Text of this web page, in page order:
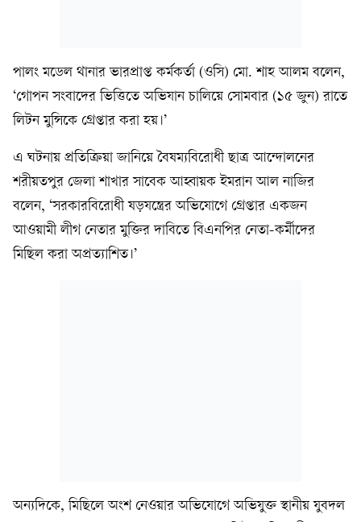
পালং মডেল থানার ভারপ্রাপ্ত কর্মকর্তা (ওসি) মো. শাহ আলম বলেন,
‘গোপন সংবাদের ভিত্তিতে অভিযান চালিয়ে সোমবার (১৫ জুন) রাতে
লিটন মুন্সিকে গ্রেপ্তার করা হয়।’
এ ঘটনায় প্রতিক্রিয়া জানিয়ে বৈষম্যবিরোধী ছাত্র আন্দোলনের
শরীয়তপুর জেলা শাখার সাবেক আহ্বায়ক ইমরান আল নাজির
বলেন, ‘সরকারবিরোধী ষড়যন্ত্রের অভিযোগে গ্রেপ্তার একজন
আওয়ামী লীগ নেতার মুক্তির দাবিতে বিএনপির নেতা-কর্মীদের
মিছিল করা অপ্রত্যাশিত।’
অন্যদিকে, মিছিলে অংশ নেওয়ার অভিযোগে অভিযুক্ত স্থানীয় যুবদল